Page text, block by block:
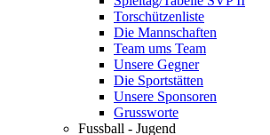
Torschützenliste
Die Mannschaften
Team ums Team
Unsere Gegner
Die Sportstätten
Unsere Sponsoren
Grussworte
Fussball - Jugend